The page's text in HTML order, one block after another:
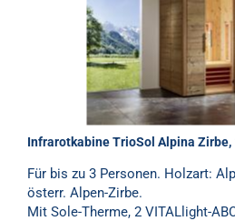
Infrarotkabine TrioSol Alpina Zirbe,
Für bis zu 3 Personen. Holzart:
österr. Alpen-Zirbe.
Mit Sole-Therme, 2 VITALlight-